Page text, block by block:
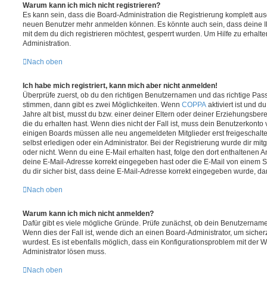
Warum kann ich mich nicht registrieren?
Es kann sein, dass die Board-Administration die Registrierung komplett
neuen Benutzer mehr anmelden können. Es könnte auch sein, dass deine
mit dem du dich registrieren möchtest, gesperrt wurden. Um Hilfe zu
Administration.
Nach oben
Ich habe mich registriert, kann mich aber nicht anmelden!
Überprüfe zuerst, ob du den richtigen Benutzernamen und das richtige
stimmen, dann gibt es zwei Möglichkeiten. Wenn COPPA aktiviert ist und
Jahre alt bist, musst du bzw. einer deiner Eltern oder deiner
die du erhalten hast. Wenn dies nicht der Fall ist, muss dein
einigen Boards müssen alle neu angemeldeten Mitglieder erst
selbst erledigen oder ein Administrator. Bei der Registrierung wurde dir
oder nicht. Wenn du eine E-Mail erhalten hast, folge den dort enthaltenen
deine E-Mail-Adresse korrekt eingegeben hast oder die E-Mail von einem
du dir sicher bist, dass deine E-Mail-Adresse korrekt eingegeben wurde,
Nach oben
Warum kann ich mich nicht anmelden?
Dafür gibt es viele mögliche Gründe. Prüfe zunächst, ob dein
Wenn dies der Fall ist, wende dich an einen Board-Administrator, um
wurdest. Es ist ebenfalls möglich, dass ein Konfigurationsproblem mit der
Administrator lösen muss.
Nach oben